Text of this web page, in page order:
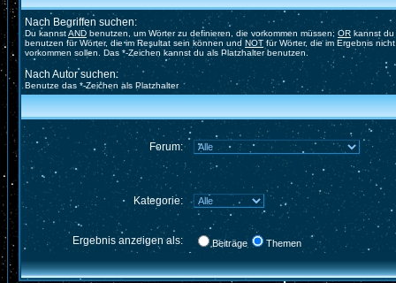
Nach Begriffen suchen:
Du kannstAND benutzen, um Wörter zu definieren, die vorkommen müssen; OR kannst du
benutzen für Wörter, die im Resultat sein können und NOT für Wörter, die im Ergebnis nicht
vorkommen sollen. Das *-Zeichen kannst du als Platzhalter benutzen.
Nach Autor suchen:
Benutze das *-Zeichen als Platzhalter
Forum:
Kategorie:
Ergebnis anzeigen als: Beiträge Themen